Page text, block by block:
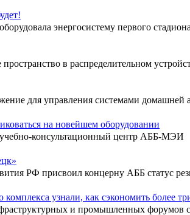
энергосистему первого
в распределительном
для управления системами домашней
на новейшем оборудовании
консультационный центр АББ-МЭИ
РФ присвоил концерну АББ статус
комплекса узнали, как сэкономить более
и промышленных форумов с